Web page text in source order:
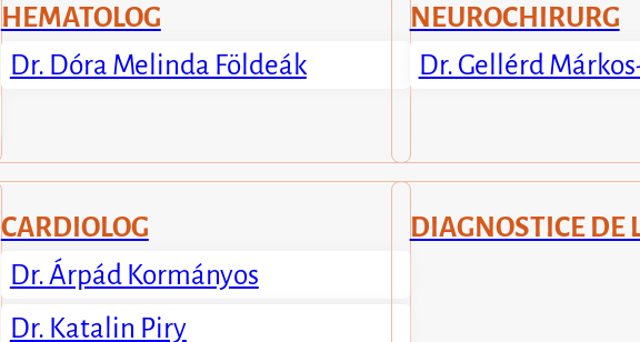
HEMATOLOG
Dr. Dóra Melinda Földeák
NEUROCHIRURG
Dr. Gellérd
CARDIOLOG
Dr. Árpád Kormányos
Dr. Katalin Piry
DIAGNOSTICE DE